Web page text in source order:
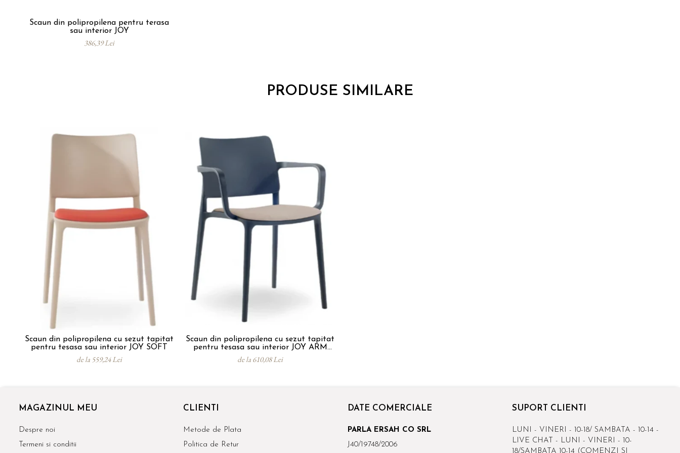
Scaun din polipropilena pentru terasa
sau interior JOY
386,39 Lei
PRODUSE SIMILARE
Scaun din polipropilena cu sezut tapitat
pentru tesasa sau interior JOY SOFT
de la 559,24 Lei
Scaun din polipropilena cu sezut tapitat
pentru tesasa sau interior JOY ARM
SOFT
de la 610,08 Lei
MAGAZINUL MEU
Despre noi
Termeni si conditii
CLIENTI
Metode de Plata
Politica de Retur
DATE COMERCIALE
PARLA ERSAH CO SRL
J40/19748/2006
SUPORT CLIENTI
LUNI - VINERI - 10-18/ SAMBATA - 10-14 -
LIVE CHAT - LUNI - VINERI - 10-
18/SAMBATA 10-14 (COMENZI SI